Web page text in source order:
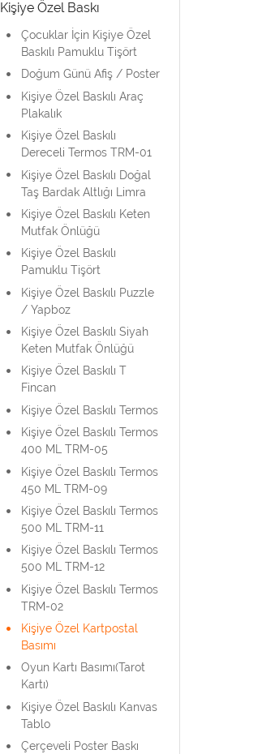
Kişiye Özel Baskı
Çocuklar İçin Kişiye Özel
Baskılı Pamuklu Tişört
Doğum Günü Afiş / Poster
Kişiye Özel Baskılı Araç
Plakalık
Kişiye Özel Baskılı
Dereceli Termos TRM-01
Kişiye Özel Baskılı Doğal
Taş Bardak Altlığı Limra
Kişiye Özel Baskılı Keten
Mutfak Önlüğü
Kişiye Özel Baskılı
Pamuklu Tişört
Kişiye Özel Baskılı Puzzle
/ Yapboz
Kişiye Özel Baskılı Siyah
Keten Mutfak Önlüğü
Kişiye Özel Baskılı T
Fincan
Kişiye Özel Baskılı Termos
Kişiye Özel Baskılı Termos
400 ML TRM-05
Kişiye Özel Baskılı Termos
450 ML TRM-09
Kişiye Özel Baskılı Termos
500 ML TRM-11
Kişiye Özel Baskılı Termos
500 ML TRM-12
Kişiye Özel Baskılı Termos
TRM-02
Kişiye Özel Kartpostal
Basımı
Oyun Kartı Basımı(Tarot
Kartı)
Kişiye Özel Baskılı Kanvas
Tablo
Çerçeveli Poster Baskı